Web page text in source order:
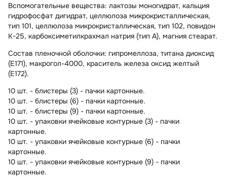
Вспомогательные вещества: лактозы моногидрат, кальция
гидрофосфат дигидрат, целлюлоза микрокристаллическая,
тип 101, целлюлоза микрокристаллическая, тип 102, повидон
К-25, карбоксиметилкрахмал натрия (тип А), магния стеарат.
Состав пленочной оболочки: гипромеллоза, титана диоксид
(Е171), макрогол-4000, краситель железа оксид желтый
(Е172).
10 шт. - блистеры (3) - пачки картонные.
10 шт. - блистеры (6) - пачки картонные.
10 шт. - блистеры (9) - пачки картонные.
10 шт. - упаковки ячейковые контурные (3) - пачки
картонные.
10 шт. - упаковки ячейковые контурные (6) - пачки
картонные.
10 шт. - упаковки ячейковые контурные (9) - пачки
картонные.